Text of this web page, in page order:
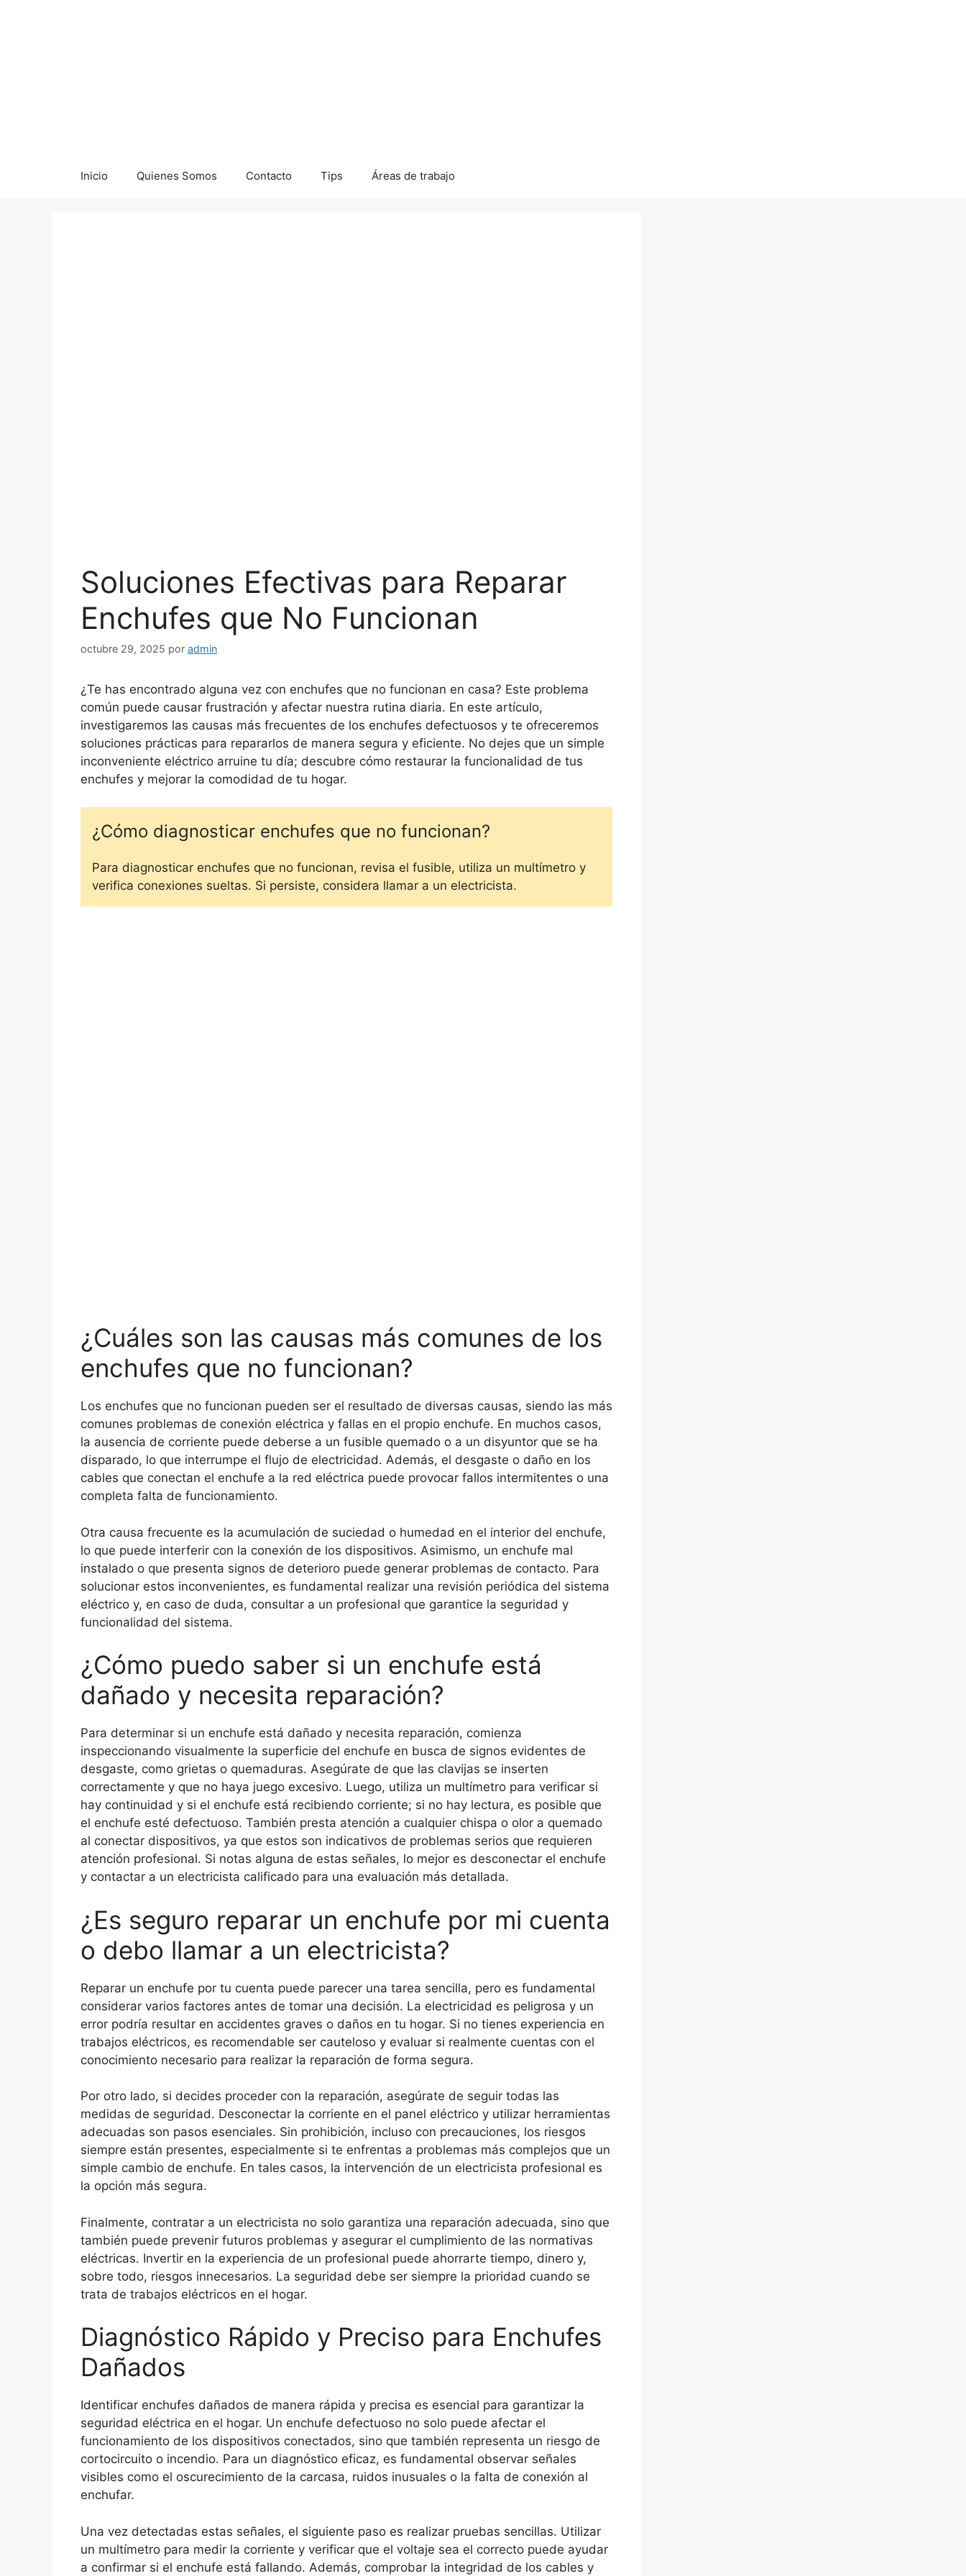
Inicio Quienes Somos Contacto Tips Áreas de trabajo
Soluciones Efectivas para Reparar
Enchufes que No Funcionan
octubre 29, 2025 por admin
¿Te has encontrado alguna vez con enchufes que no funcionan en casa? Este problema
común puede causar frustración y afectar nuestra rutina diaria. En este artículo,
investigaremos las causas más frecuentes de los enchufes defectuosos y te ofreceremos
soluciones prácticas para repararlos de manera segura y eficiente. No dejes que un simple
inconveniente eléctrico arruine tu día; descubre cómo restaurar la funcionalidad de tus
enchufes y mejorar la comodidad de tu hogar.
¿Cómo diagnosticar enchufes que no funcionan?
Para diagnosticar enchufes que no funcionan, revisa el fusible, utiliza un multímetro y
verifica conexiones sueltas. Si persiste, considera llamar a un electricista.
¿Cuáles son las causas más comunes de los
enchufes que no funcionan?
Los enchufes que no funcionan pueden ser el resultado de diversas causas, siendo las más
comunes problemas de conexión eléctrica y fallas en el propio enchufe. En muchos casos,
la ausencia de corriente puede deberse a un fusible quemado o a un disyuntor que se ha
disparado, lo que interrumpe el flujo de electricidad. Además, el desgaste o daño en los
cables que conectan el enchufe a la red eléctrica puede provocar fallos intermitentes o una
completa falta de funcionamiento.
Otra causa frecuente es la acumulación de suciedad o humedad en el interior del enchufe,
lo que puede interferir con la conexión de los dispositivos. Asimismo, un enchufe mal
instalado o que presenta signos de deterioro puede generar problemas de contacto. Para
solucionar estos inconvenientes, es fundamental realizar una revisión periódica del sistema
eléctrico y, en caso de duda, consultar a un profesional que garantice la seguridad y
funcionalidad del sistema.
¿Cómo puedo saber si un enchufe está
dañado y necesita reparación?
Para determinar si un enchufe está dañado y necesita reparación, comienza
inspeccionando visualmente la superficie del enchufe en busca de signos evidentes de
desgaste, como grietas o quemaduras. Asegúrate de que las clavijas se inserten
correctamente y que no haya juego excesivo. Luego, utiliza un multímetro para verificar si
hay continuidad y si el enchufe está recibiendo corriente; si no hay lectura, es posible que
el enchufe esté defectuoso. También presta atención a cualquier chispa o olor a quemado
al conectar dispositivos, ya que estos son indicativos de problemas serios que requieren
atención profesional. Si notas alguna de estas señales, lo mejor es desconectar el enchufe
y contactar a un electricista calificado para una evaluación más detallada.
¿Es seguro reparar un enchufe por mi cuenta
o debo llamar a un electricista?
Reparar un enchufe por tu cuenta puede parecer una tarea sencilla, pero es fundamental
considerar varios factores antes de tomar una decisión. La electricidad es peligrosa y un
error podría resultar en accidentes graves o daños en tu hogar. Si no tienes experiencia en
trabajos eléctricos, es recomendable ser cauteloso y evaluar si realmente cuentas con el
conocimiento necesario para realizar la reparación de forma segura.
Por otro lado, si decides proceder con la reparación, asegúrate de seguir todas las
medidas de seguridad. Desconectar la corriente en el panel eléctrico y utilizar herramientas
adecuadas son pasos esenciales. Sin prohibición, incluso con precauciones, los riesgos
siempre están presentes, especialmente si te enfrentas a problemas más complejos que un
simple cambio de enchufe. En tales casos, la intervención de un electricista profesional es
la opción más segura.
Finalmente, contratar a un electricista no solo garantiza una reparación adecuada, sino que
también puede prevenir futuros problemas y asegurar el cumplimiento de las normativas
eléctricas. Invertir en la experiencia de un profesional puede ahorrarte tiempo, dinero y,
sobre todo, riesgos innecesarios. La seguridad debe ser siempre la prioridad cuando se
trata de trabajos eléctricos en el hogar.
Diagnóstico Rápido y Preciso para Enchufes
Dañados
Identificar enchufes dañados de manera rápida y precisa es esencial para garantizar la
seguridad eléctrica en el hogar. Un enchufe defectuoso no solo puede afectar el
funcionamiento de los dispositivos conectados, sino que también representa un riesgo de
cortocircuito o incendio. Para un diagnóstico eficaz, es fundamental observar señales
visibles como el oscurecimiento de la carcasa, ruidos inusuales o la falta de conexión al
enchufar.
Una vez detectadas estas señales, el siguiente paso es realizar pruebas sencillas. Utilizar
un multímetro para medir la corriente y verificar que el voltaje sea el correcto puede ayudar
a confirmar si el enchufe está fallando. Además, comprobar la integridad de los cables y